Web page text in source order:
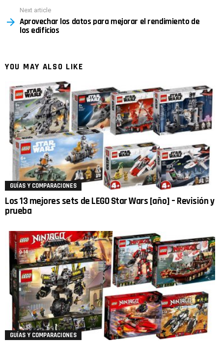
Next article
Aprovechar los datos para mejorar el rendimiento de
los edificios
YOU MAY ALSO LIKE
GUÍAS Y COMPARACIONES
Los 13 mejores sets de LEGO Star Wars [año] – Revisión y
prueba
GUÍAS Y COMPARACIONES